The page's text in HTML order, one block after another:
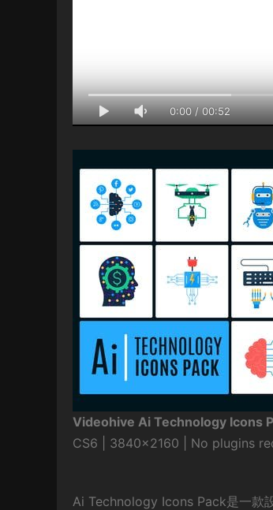
0:00/00:52
Videohive Ai Technology Icons
CS6 | 3840×2160 | No plugins
Ai Technology Icons Pack是一款